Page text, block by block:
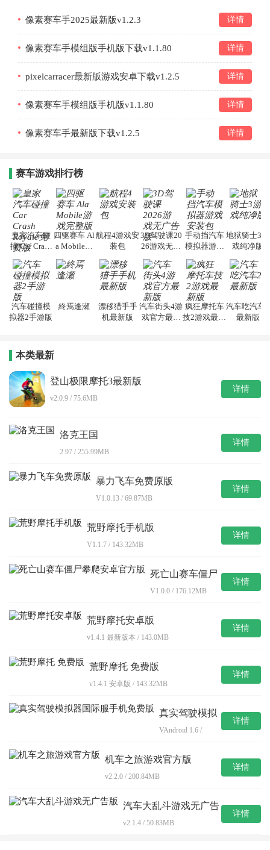
像素赛车手2025最新版v1.2.3 详情
像素赛车手模组版手机版下载v1.1.80 详情
pixelcarracer最新版游戏安卓下载v1.2.5 详情
像素赛车手模组版手机版v1.1.80 详情
像素赛车手最新版下载v1.2.5 详情
赛车游戏排行榜
皇家汽车碰
撞 Car Crash
版
四驱赛车 Al
a Mobile游
航程4游戏安
装包
3D驾驶课20
26游戏无广
手动挡汽车
模拟器游戏
地狱骑士3游
戏纯净版
汽车碰撞模
拟器2手游版
終焉逢瀬
漂移猎手手
机最新版
汽车街头4游
戏官方最新
疯狂摩托车
技2游戏最新
汽车吃汽车2
最新版
本类最新
登山极限摩托3最新版
v2.0.9 / 75.6MB
详情
洛克王国
2.97 / 255.99MB
详情
暴力飞车免费原版
V1.0.13 / 69.87MB
详情
荒野摩托手机版
V1.1.7 / 143.32MB
详情
死亡山赛车僵尸
V1.0.0 / 176.12MB
详情
荒野摩托安卓版
v1.4.1 最新版本 / 143.0MB
详情
荒野摩托 免费版
v1.4.1 安卓版 / 143.32MB
详情
真实驾驶模拟
免费版
VAndroid 1.6 /
详情
机车之旅游戏官方版
v2.2.0 / 200.84MB
详情
汽车大乱斗游戏无广告
v2.1.4 / 50.83MB
详情